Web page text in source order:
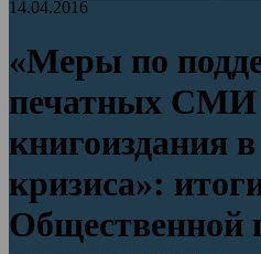
14.04.2016
«Меры по
печатных
книгоиздания
кризиса»:
Общественной